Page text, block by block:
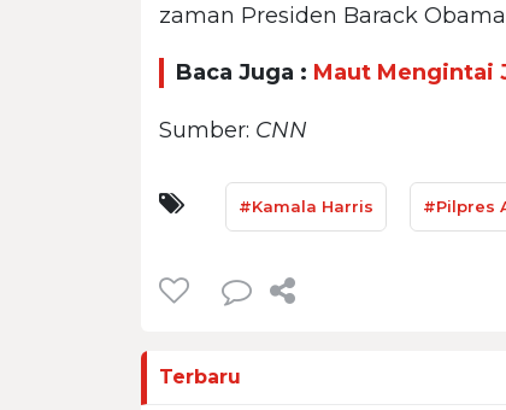
zaman Presiden Barack
Baca Juga : Maut Mengintai
Sumber: CNN
#Kamala Harris #Pilpres
Terbaru